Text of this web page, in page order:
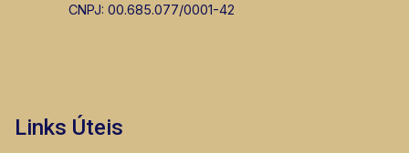
CNPJ: 00.685.077/0001-42
Links Úteis